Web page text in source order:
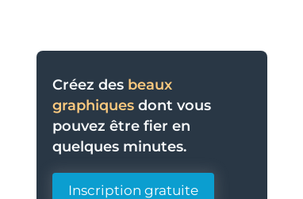
Créez des beaux
graphiques dont vous
pouvez être fier en
quelques minutes.
Inscription gratuite